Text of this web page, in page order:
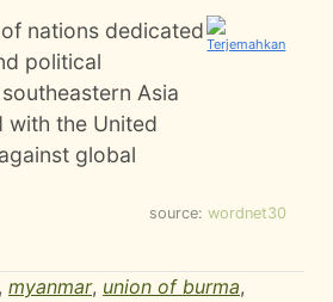
nations dedicated
political
Asia
with the United
global
source: wordnet30
, myanmar, union of burma,